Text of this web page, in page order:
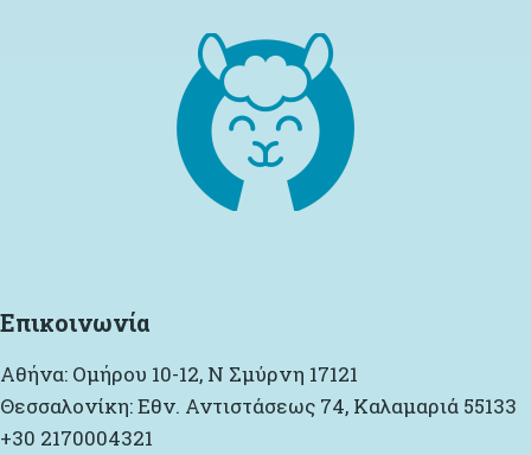
Επικοινωνία
Αθήνα: Ομήρου 10-12, Ν Σμύρνη 17121
Θεσσαλονίκη: Εθν. Αντιστάσεως 74, Καλαμαριά 55133
+30 2170004321